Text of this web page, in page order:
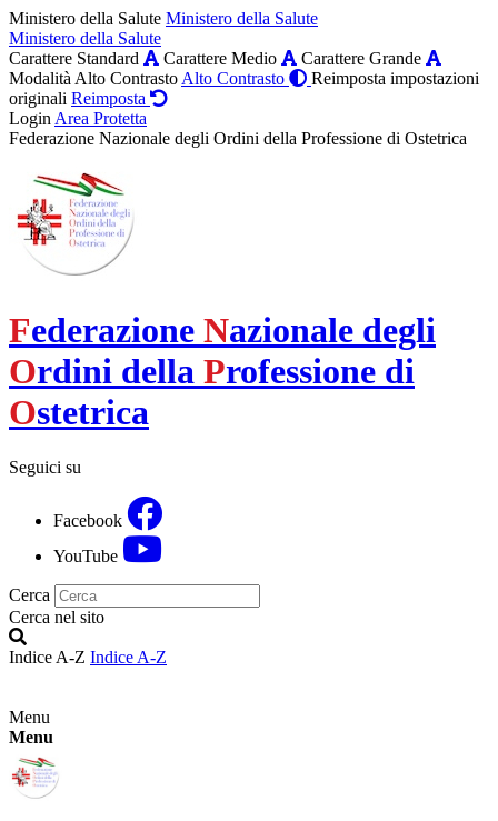
Ministero della Salute Ministero della Salute
Ministero della Salute
Carattere Standard
Carattere Medio
Carattere Grande
Modalità Alto Contrasto Alto Contrasto
Reimposta impostazioni
originali Reimposta
Login Area Protetta
Federazione Nazionale degli Ordini della Professione di Ostetrica
Federazione Nazionale degli
Ordini della Professione di
Ostetrica
Seguici su
Facebook
YouTube
Cerca
Cerca nel sito
Indice A-Z Indice A-Z
Menu
Menu